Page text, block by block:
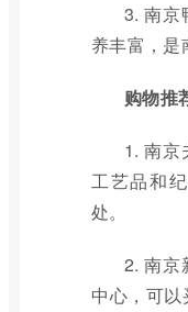
3. 南京
养丰富，是
购物推
1. 南京
工艺品和
处。
2. 南京
中心，可